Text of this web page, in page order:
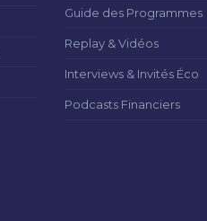
Guide des Programmes
Replay & Vidéos
Interviews & Invités Éco
Podcasts Financiers